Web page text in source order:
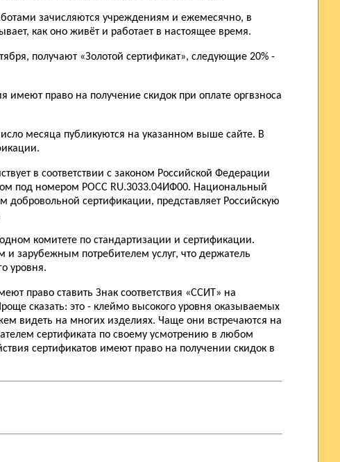
зачисляются учреждениям и ежемесячно, в
как оно живёт и работает в настоящее время.
получают «Золотой сертификат», следующие 20% -
имеют право на получение скидок при оплате оргвзноса
месяца публикуются на указанном выше сайте. В
в соответствии с законом Российской Федерации
под номером РОСС RU.3033.04ИФ00. Национальный
сертификации, представляет Российскую
комитете по стандартизации и сертификации.
и зарубежным потребителем услуг, что держатель
уровня.
право ставить Знак соответствия «ССИТ» на
сказать: это - клеймо высокого уровня оказываемых
видеть на многих изделиях. Чаще они встречаются на
сертификата по своему усмотрению в любом
сертификатов имеют право на получении скидок в